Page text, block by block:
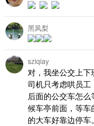
黑凤梨
sziqiay
对，我坐公交上
司机只考虑哄员
后面的公交车怎
候车亭前面，等
的大车好靠边停车。